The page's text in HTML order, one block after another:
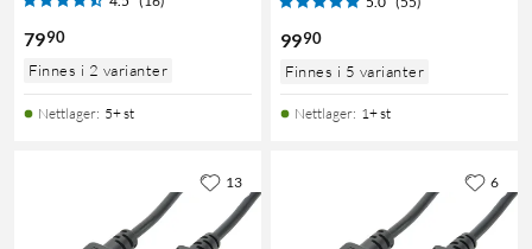
7990
Finnes i 2 varianter
Nettlager: 5+ st
9990
Finnes i 5 varianter
Nettlager: 1+ st
13 6